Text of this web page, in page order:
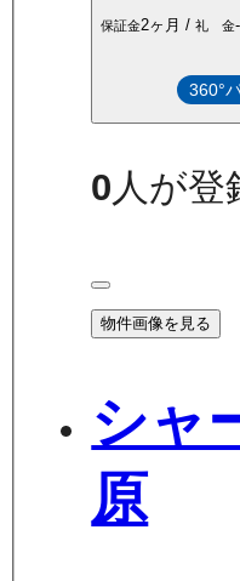
保証金2ヶ月 /礼 金
360°
0 人が登
物件画像を見る
シャ
原